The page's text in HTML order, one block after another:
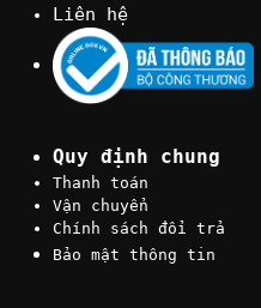
Liên hệ
Quy định chung
Thanh toán
Vận chuyển
Chính sách đổi trả
Bảo mật thông tin